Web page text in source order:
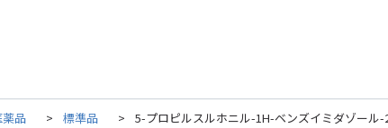
品 > 標準品 > 5-プロピルスルホニル-1H-ベンズイミダゾール